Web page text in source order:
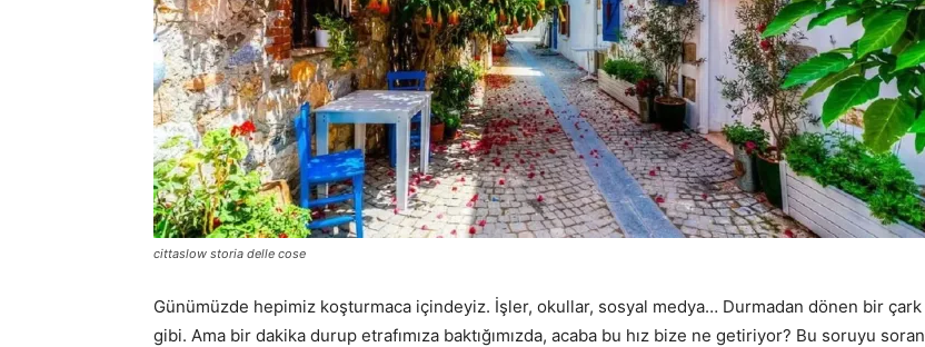
cittaslow storia delle cose
Günümüzde hepimiz koşturmaca içindeyiz. İşler, okullar, sosyal medya… Durmadan dönen bir çark
gibi. Ama bir dakika durup etrafımıza baktığımızda, acaba bu hız bize ne getiriyor? Bu soruyu soran